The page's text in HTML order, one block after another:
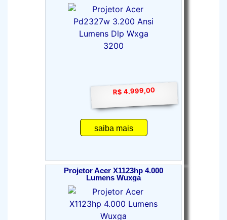
R$ 4.999,00
saiba mais
Projetor Acer X1123hp 4.000
Lumens Wuxga